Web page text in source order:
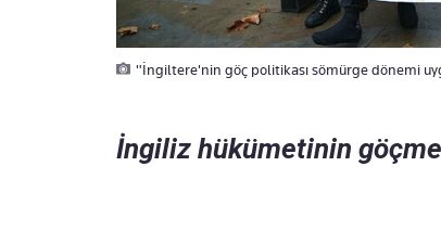
"İngiltere'nin göç politikası sömürge dönemi
İngiliz hükümetinin